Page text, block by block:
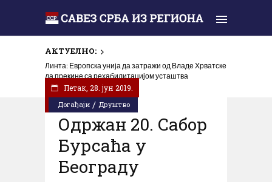
АКТУЕЛНО:
Линта: Европска унија да затражи од Владе Хрватске
да прекине са рехабилитацијом усташтва
Догађаји / Друштво
Петак, 28. јун 2019.
Одржан 20. Сабор
Бурсаћа у
Београду